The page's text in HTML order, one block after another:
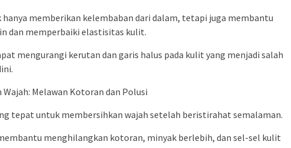
memberikan kelembaban dari dalam, tetapi juga membantu
dan memperbaiki elastisitas kulit.
mengurangi kerutan dan garis halus pada kulit yang menjadi salah
Melawan Kotoran dan Polusi
tepat untuk membersihkan wajah setelah beristirahat semalaman.
menghilangkan kotoran, minyak berlebih, dan sel-sel kulit